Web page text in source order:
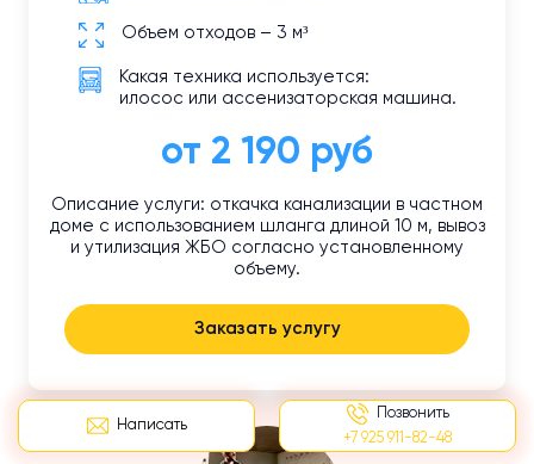
Написать
Позвонить
+7 925 911-82-48
Объем отходов – 3 м³
Какая техника используется:
илосос или ассенизаторская машина.
от 2 190 руб
Описание услуги: откачка канализации в частном
доме с использованием шланга длиной 10 м, вывоз
и утилизация ЖБО согласно установленному
объему.
Заказать услугу